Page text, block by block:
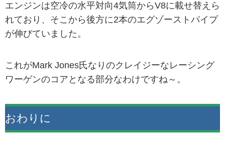
エンジンは空冷の水平対向4気筒からV8に載せ替えら
れており、そこから後方に2本のエグゾーストパイプ
が伸びていました。
これがMark Jones氏なりのクレイジーなレーシング
ワーゲンのコアとなる部分なわけですね～。
おわりに